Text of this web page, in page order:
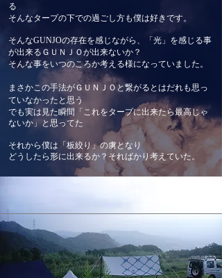
る
そんなタープの下での過ごし方も僕は好きです。
そんなGUNJOの存在を感じながら、「光」を感じる事
が出来るＧＵＮＪＯが出来ないか？
そんな事をいつのころか考える様になっていました。
まさかこの手法がＧＵＮＪＯと繋がるとはだれも思っ
ていなかったと思う
でも実は見た瞬間「これをタープに出来たら最高じゃ
ないか」と思ってた
それから僕は「板絞り」の虜となり
​どうしたら形に出来るか？そればかり考えていた。